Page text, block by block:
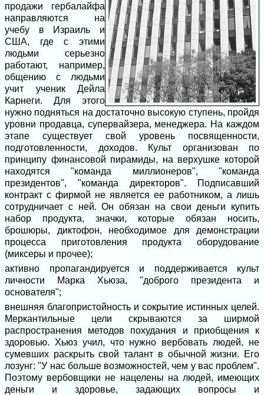
продажи гербалайфа
направляются на
учебу в Израиль и
США, где с этими
людьми серьезно
работают, например,
общению с людьми
учит ученик Дейла
Карнеги. Для этого
нужно подняться на достаточно высокую ступень, пройдя
уровни продавца, супервайзера, менеджера. На каждом
этапе существует свой уровень посвященности,
подготовленности, доходов. Культ организован по
принципу финансовой пирамиды, на верхушке которой
находятся "команда миллионеров", "команда
президентов", "команда директоров". Подписавший
контракт с фирмой не является ее работником, а лишь
сотрудничает с ней. Он обязан на свои деньги купить
набор продукта, значки, которые обязан носить,
брошюры, диктофон, необходимое для демонстрации
процесса приготовления продукта оборудование
(миксеры и прочее);
активно пропагандируется и поддерживается культ
личности Марка Хьюза, "доброго президента и
основателя";
внешняя благопристойность и сокрытие истинных целей.
Меркантильные цели скрываются за ширмой
распространения методов похудания и приобщения к
здоровью. Хьюз учил, что нужно вербовать людей, не
сумевших раскрыть свой талант в обычной жизни. Его
лозунг: "У нас больше возможностей, чем у вас проблем".
Поэтому вербовщики не нацелены на людей, имеющих
деньги и здоровье, задающих вопросы и